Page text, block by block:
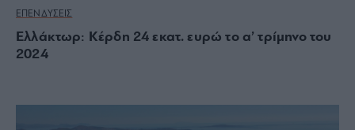
ΕΠΕΝΔΥΣΕΙΣ
Ελλάκτωρ: Κέρδη 24 εκατ. ευρώ το α’ τρίμηνο του
2024